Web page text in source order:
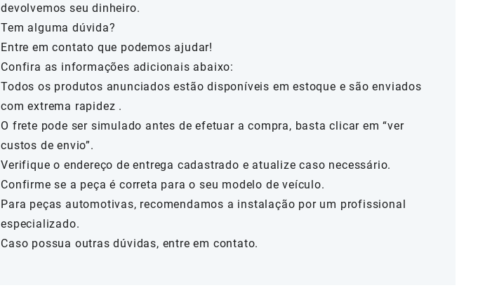
devolvemos seu dinheiro.
Tem alguma dúvida?
Entre em contato que podemos ajudar!
Confira as informações adicionais abaixo:
Todos os produtos anunciados estão disponíveis em estoque e são enviados
com extrema rapidez .
O frete pode ser simulado antes de efetuar a compra, basta clicar em “ver
custos de envio”.
Verifique o endereço de entrega cadastrado e atualize caso necessário.
Confirme se a peça é correta para o seu modelo de veículo.
Para peças automotivas, recomendamos a instalação por um profissional
especializado.
Caso possua outras dúvidas, entre em contato.